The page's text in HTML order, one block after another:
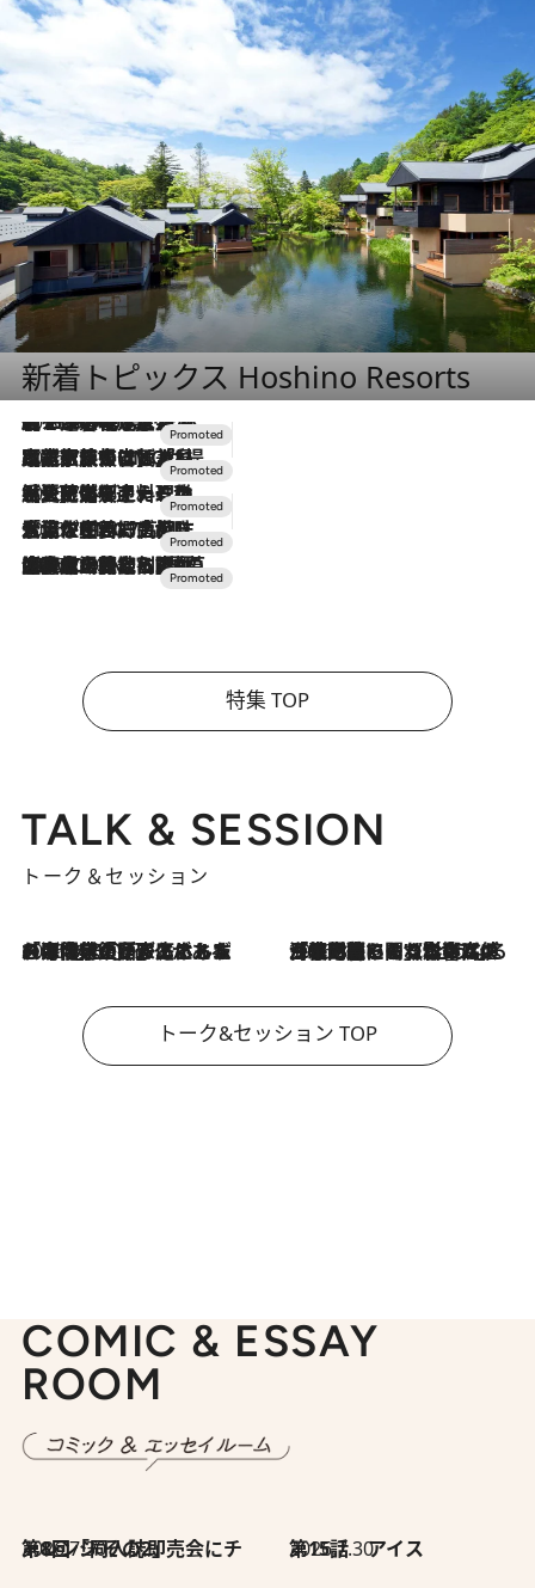
新着トピックス Hoshino Resorts
2026.8.7
【トンボの足水浴】ヒノキの香りに包まれて涼感マックス！約13℃の湧水かけ流しを避暑地「星野温泉 トンボの湯」で体験
2026.7.31
【ホテル帰省】という選択肢をOMOが提案。家族とほどよい距離を保つには「昼は実家、夜は気兼ねなくホテルで！」
2026.7.24
【夏限定ディナーコース】旬を迎える稚鮎や花ズッキーニなどをイタリア・トスカーナの郷土料理の手法で満喫！
2026.7.17
「土佐和ハーブかき氷」がOMO7高知に登場！生姜、山椒、大葉など目にも舌にも涼を呼ぶ郷土の味
2026.7.10
NEW OPEN！【界 草津】名湯の地に誕生。趣の異なる2種の温泉と上州ならではの会席・蕎麦割烹など美食を味わう究極の癒やし旅
特集 TOP
TALK & SESSION
トーク＆セッション
2026.8.3
「今後値上げがあるとすれば…」「リスクがあるのは今年の冬」エネルギー専門家が語る、ホルムズ海峡封鎖が家庭にもたらす“ある心配” 2026.8.3
「住宅建てられない…」「サーチャージ料の高値が続いている」ホルムズ海峡封鎖による影響はいつまで続く？《エネルギー専門家に聞く“どうなる日本の暮らし”》
トーク&セッション TOP
COMIC & ESSAY
ROOM
2026.7.30
第8回「同人誌即売会にチャレンジ その2」 2026.7.30
第15話 アイス